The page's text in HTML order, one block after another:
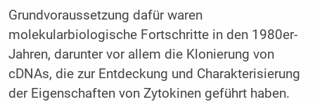
Grundvoraussetzung dafür waren
molekularbiologische Fortschritte in den 1980er-
Jahren, darunter vor allem die Klonierung von
cDNAs, die zur Entdeckung und Charakterisierung
der Eigenschaften von Zytokinen geführt haben.